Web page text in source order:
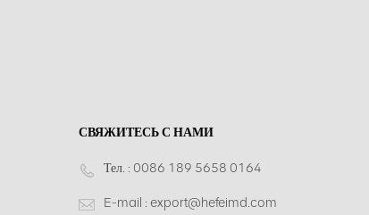
СВЯЖИТЕСЬ С НАМИ
Тел. : 0086 189 5658 0164
E-mail : export@hefeimd.com